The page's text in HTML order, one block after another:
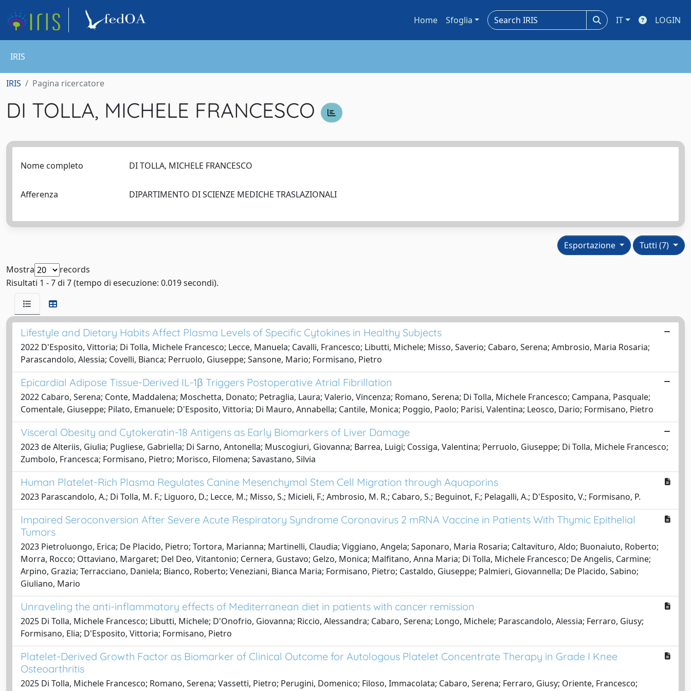
Home Sfoglia IT LOGIN
IRIS
IRIS Pagina ricercatore
DI TOLLA, MICHELE FRANCESCO
Nome completo DI TOLLA, MICHELE FRANCESCO
Afferenza DIPARTIMENTO DI SCIENZE MEDICHE TRASLAZIONALI
Tutti (7)
Esportazione
Mostra
records
Risultati 1 - 7 di 7 (tempo di esecuzione: 0.019 secondi).
Lifestyle and Dietary Habits Affect Plasma Levels of Specific Cytokines in Healthy Subjects
2022 D'Esposito, Vittoria; Di Tolla, Michele Francesco; Lecce, Manuela; Cavalli, Francesco; Libutti, Michele; Misso, Saverio; Cabaro, Serena; Ambrosio, Maria Rosaria;
Parascandolo, Alessia; Covelli, Bianca; Perruolo, Giuseppe; Sansone, Mario; Formisano, Pietro
Epicardial Adipose Tissue-Derived IL-1β Triggers Postoperative Atrial Fibrillation
2022 Cabaro, Serena; Conte, Maddalena; Moschetta, Donato; Petraglia, Laura; Valerio, Vincenza; Romano, Serena; Di Tolla, Michele Francesco; Campana, Pasquale;
Comentale, Giuseppe; Pilato, Emanuele; D'Esposito, Vittoria; Di Mauro, Annabella; Cantile, Monica; Poggio, Paolo; Parisi, Valentina; Leosco, Dario; Formisano, Pietro
Visceral Obesity and Cytokeratin-18 Antigens as Early Biomarkers of Liver Damage
2023 de Alteriis, Giulia; Pugliese, Gabriella; Di Sarno, Antonella; Muscogiuri, Giovanna; Barrea, Luigi; Cossiga, Valentina; Perruolo, Giuseppe; Di Tolla, Michele Francesco;
Zumbolo, Francesca; Formisano, Pietro; Morisco, Filomena; Savastano, Silvia
Human Platelet-Rich Plasma Regulates Canine Mesenchymal Stem Cell Migration through Aquaporins
2023 Parascandolo, A.; Di Tolla, M. F.; Liguoro, D.; Lecce, M.; Misso, S.; Micieli, F.; Ambrosio, M. R.; Cabaro, S.; Beguinot, F.; Pelagalli, A.; D'Esposito, V.; Formisano, P.
Impaired Seroconversion After Severe Acute Respiratory Syndrome Coronavirus 2 mRNA Vaccine in Patients With Thymic Epithelial
Tumors
2023 Pietroluongo, Erica; De Placido, Pietro; Tortora, Marianna; Martinelli, Claudia; Viggiano, Angela; Saponaro, Maria Rosaria; Caltavituro, Aldo; Buonaiuto, Roberto;
Morra, Rocco; Ottaviano, Margaret; Del Deo, Vitantonio; Cernera, Gustavo; Gelzo, Monica; Malfitano, Anna Maria; Di Tolla, Michele Francesco; De Angelis, Carmine;
Arpino, Grazia; Terracciano, Daniela; Bianco, Roberto; Veneziani, Bianca Maria; Formisano, Pietro; Castaldo, Giuseppe; Palmieri, Giovannella; De Placido, Sabino;
Giuliano, Mario
Unraveling the anti-inflammatory effects of Mediterranean diet in patients with cancer remission
2025 Di Tolla, Michele Francesco; Libutti, Michele; D'Onofrio, Giovanna; Riccio, Alessandra; Cabaro, Serena; Longo, Michele; Parascandolo, Alessia; Ferraro, Giusy;
Formisano, Elia; D'Esposito, Vittoria; Formisano, Pietro
Platelet-Derived Growth Factor as Biomarker of Clinical Outcome for Autologous Platelet Concentrate Therapy in Grade I Knee
Osteoarthritis
2025 Di Tolla, Michele Francesco; Romano, Serena; Vassetti, Pietro; Perugini, Domenico; Filoso, Immacolata; Cabaro, Serena; Ferraro, Giusy; Oriente, Francesco;